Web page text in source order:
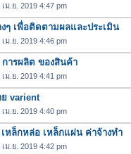
ม.ย. 2019 4:47 pm
ๆ เพื่อติดตามผลและประเมิน
ม.ย. 2019 4:46 pm
ารผลิต ของสินค้า
ม.ย. 2019 4:41 pm
varient
ม.ย. 2019 4:40 pm
หล็กหล่อ เหล็กแผ่น ค่าจ้างทำ
ม.ย. 2019 4:42 pm